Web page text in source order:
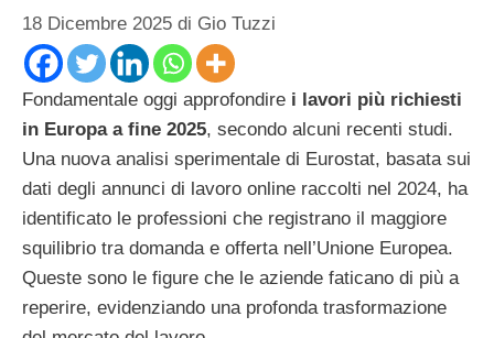
18 Dicembre 2025 di Gio Tuzzi
Fondamentale oggi approfondire i lavori più richiesti
in Europa a fine 2025, secondo alcuni recenti studi.
Una nuova analisi sperimentale di Eurostat, basata sui
dati degli annunci di lavoro online raccolti nel 2024, ha
identificato le professioni che registrano il maggiore
squilibrio tra domanda e offerta nell’Unione Europea.
Queste sono le figure che le aziende faticano di più a
reperire, evidenziando una profonda trasformazione